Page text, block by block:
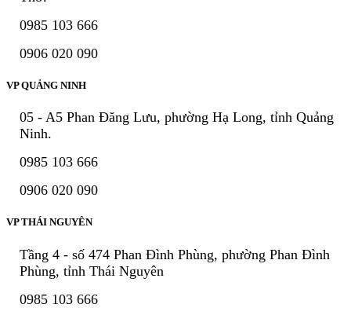
0985 103 666
0906 020 090
VP QUẢNG NINH
05 - A5 Phan Đăng Lưu, phường Hạ Long, tỉnh Quảng
Ninh.
0985 103 666
0906 020 090
VP THÁI NGUYÊN
Tầng 4 - số 474 Phan Đình Phùng, phường Phan Đình
Phùng, tỉnh Thái Nguyên
0985 103 666